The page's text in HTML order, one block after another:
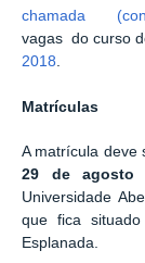
chamada
vagas do curso
2018.
Matrículas
A matrícula deve
29
de agosto
Universidade
que
fica
Esplanada.